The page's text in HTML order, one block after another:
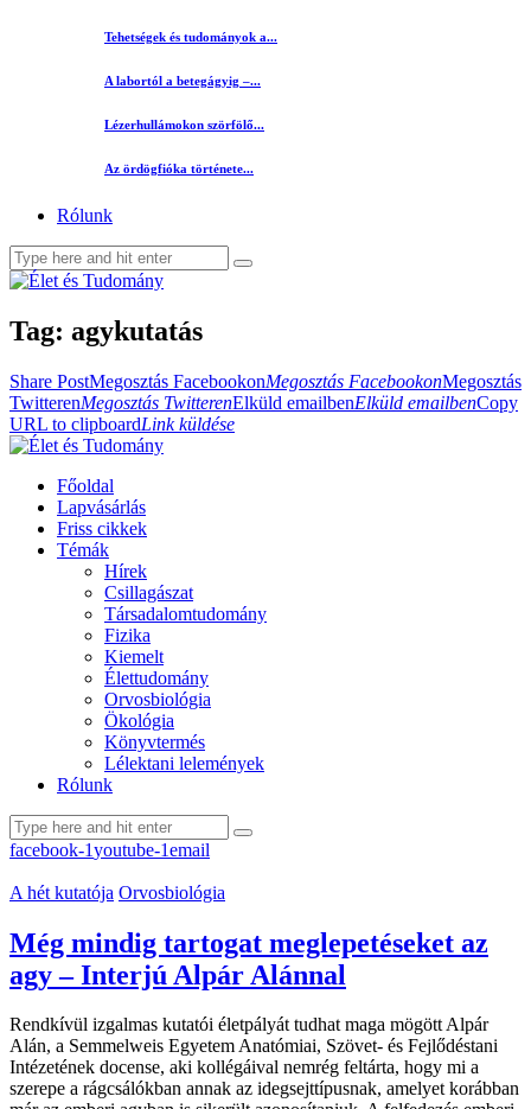
Tehetségek és tudományok a...
A labortól a betegágyig –...
Lézerhullámokon szörfölő...
Az ördögfióka története...
Rólunk
Tag: agykutatás
Share PostMegosztás FacebookonMegosztás FacebookonMegosztás
TwitterenMegosztás TwitterenElküld emailbenElküld emailbenCopy
URL to clipboardLink küldése
Főoldal
Lapvásárlás
Friss cikkek
Témák
Hírek
Csillagászat
Társadalomtudomány
Fizika
Kiemelt
Élettudomány
Orvosbiológia
Ökológia
Könyvtermés
Lélektani lelemények
Rólunk
facebook-1youtube-1email
A hét kutatója Orvosbiológia
Még mindig tartogat meglepetéseket az
agy – Interjú Alpár Alánnal
Rendkívül izgalmas kutatói életpályát tudhat maga mögött Alpár
Alán, a Semmelweis Egyetem Anatómiai, Szövet- és Fejlődéstani
Intézetének docense, aki kollégáival nemrég feltárta, hogy mi a
szerepe a rágcsálókban annak az idegsejttípusnak, amelyet korábban